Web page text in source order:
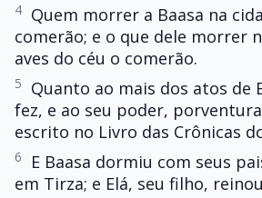
4 Quem morrer a Baasa na
comerão; e o que dele morrer
aves do céu o comerão.
5
Quanto ao mais dos atos de
fez, e ao seu poder,
escrito no Livro das Crônicas
6
E Baasa dormiu com seus
em Tirza; e Elá, seu filho,